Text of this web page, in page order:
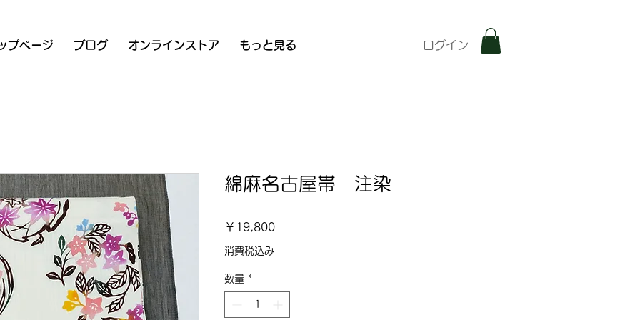
プページ ブログ オンラインストア もっと見る ログイン
綿麻名古屋帯 注染
￥19,800価
消費税込み
数量 *